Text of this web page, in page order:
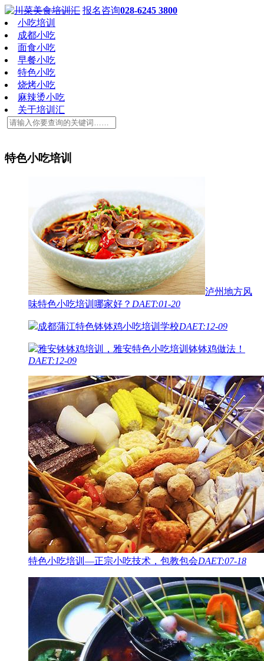
报名咨询028-6245 3800
小吃培训
成都小吃
面食小吃
早餐小吃
特色小吃
烧烤小吃
麻辣烫小吃
关于培训汇
特色小吃培训
泸州地方风
味特色小吃培训哪家好？ DAET:01-20
成都蒲江特色钵钵鸡小吃培训学校DAET:12-09
雅安钵钵鸡培训，雅安特色小吃培训钵钵鸡做法！
DAET:12-09
特色小吃培训—正宗小吃技术，包教包会DAET:07-18